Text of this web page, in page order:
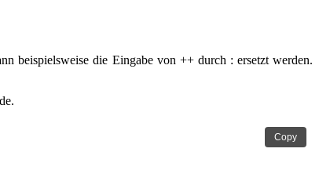
beispielsweise die Eingabe von ++ durch : ersetzt werden.
Copy